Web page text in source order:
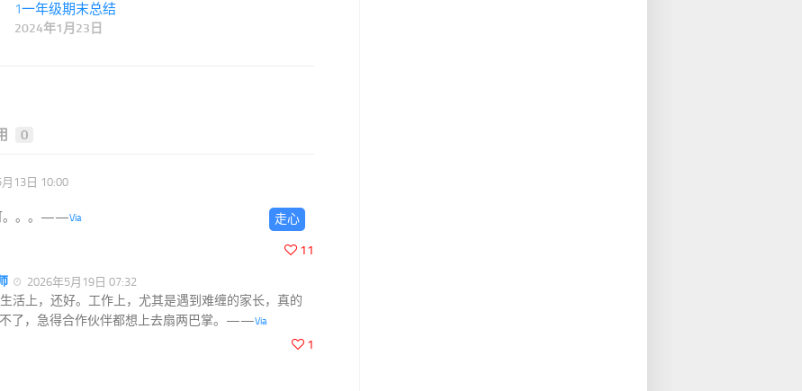
1一年级期末总结
2024年1月23日
0
13日 10:00
走心
。。。——Via
11
2026年5月19日 07:32
生活上，还好。工作上，尤其是遇到难缠的家长，真的
了，急得合作伙伴都想上去扇两巴掌。——Via
1